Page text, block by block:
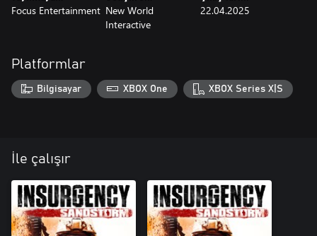
Focus Entertainment New World
Interactive
22.04.2025
Platformlar
Bilgisayar XBOX One XBOX Series X|S
İle çalışır